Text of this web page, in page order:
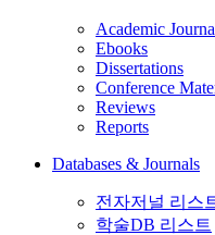
Academic
Ebooks
Dissertations
Conference
Reviews
Reports
Databases & Journals
전자저널 리스
학술DB 리스트